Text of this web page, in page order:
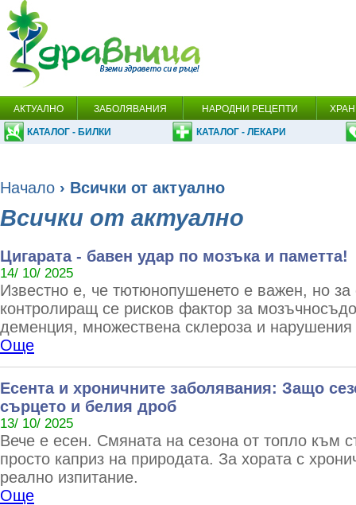
АКТУАЛНО ЗАБОЛЯВАНИЯ НАРОДНИ РЕЦЕПТИ
КАТАЛОГ - БИЛКИ КАТАЛОГ - ЛЕКАРИ
Начало › Всички от актуално
Всички от актуално
Цигарата - бавен удар по мозъка и паметта!
14/ 10/ 2025
Известно е, че тютюнопушенето е важен, но
контролиращ се рисков фактор за
деменция, множествена склероза и
Още
Есента и хроничните заболявания: Защо
сърцето и белия дроб
13/ 10/ 2025
Вече е есен. Смяната на сезона от топло към
просто каприз на природата. За хората с
реално изпитание.
Още